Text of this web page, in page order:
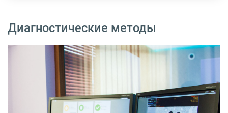
Диагностические методы